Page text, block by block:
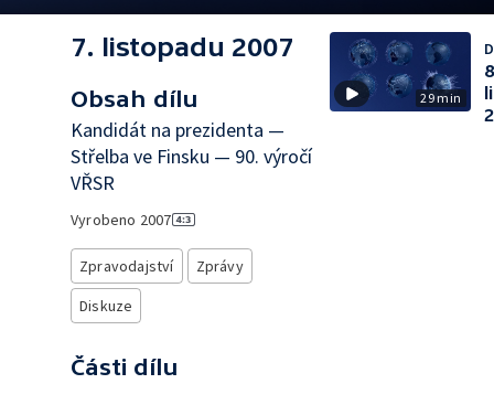
7. listopadu 2007
Obsah dílu
Kandidát na prezidenta —
Střelba ve Finsku — 90. výročí
VŘSR
Vyrobeno 2007
Zpravodajství
Zprávy
Diskuze
Části dílu
29 min